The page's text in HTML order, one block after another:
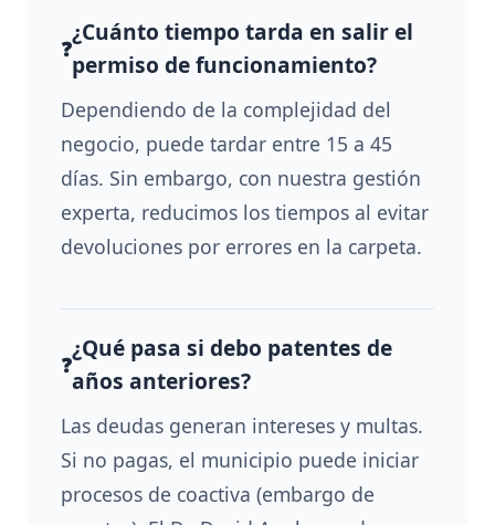
¿Cuánto tiempo tarda en salir el
permiso de funcionamiento?
Dependiendo de la complejidad del
negocio, puede tardar entre 15 a 45
días. Sin embargo, con nuestra gestión
experta, reducimos los tiempos al evitar
devoluciones por errores en la carpeta.
¿Qué pasa si debo patentes de
años anteriores?
Las deudas generan intereses y multas.
Si no pagas, el municipio puede iniciar
procesos de coactiva (embargo de